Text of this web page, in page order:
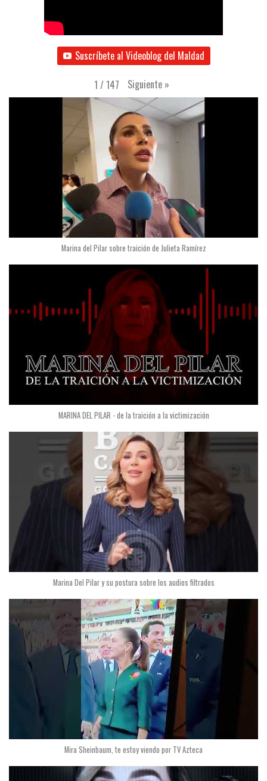
Suscríbete al Videoblog del Maldad
1 /147 Siguiente »
Marina del Pilar sobre traición de Julieta Ramírez
MARINA DEL PILAR - de la traición a la victimización
Marina Del Pilar y su postura sobre los audios filtrados
Mira Sheinbaum, te estoy viendo por TV Azteca